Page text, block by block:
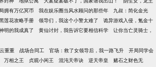
拥有万亿冥币 我在娱乐圈当风水顾问的那些年
九叔：简化金光
莲花攻略手册 领导们，我这个小警太难了
诡异游戏入侵，氪金十
明的我成真了 黄仙讨封，我告诉它要相信科学
让你当亡灵骑士，
重重 战场合同工 官场：救了女领导后，我一路飞升
开局同学会
万相之王 贞观小闲王 混沌天帝诀 逆天帝皇
赌石之财色无